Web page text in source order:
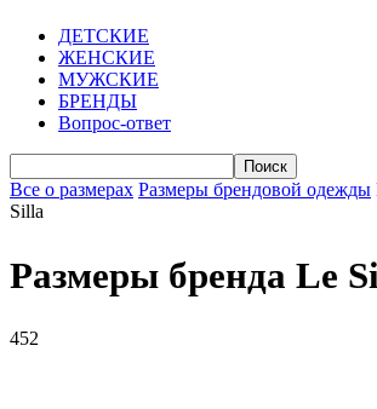
ДЕТСКИЕ
ЖЕНСКИЕ
МУЖСКИЕ
БРЕНДЫ
Вопрос-ответ
Все о размерах Размеры брендовой одежды
Silla
Размеры бренда Le
452